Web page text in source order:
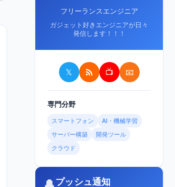
フリーランスエンジニア
ガジェット好きエンジニアが日々
発信します！！！
𝕏 📺 📧
専門分野
スマートフォン
AI・機械学習
サーバー構築
開発ツール
クラウド
プッシュ通知